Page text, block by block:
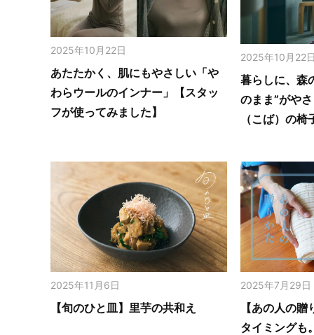
2025年10月22日
あたたかく、肌にもやさしい「や
わらウールのインナー」【スタッ
フが使ってみました】
2025年10月22
暮らしに、森
のまま”がや
（こば）の
2025年11月6日
【旬のひと皿】里芋の共和え
2025年7月29日
【あの人の
タイミングも